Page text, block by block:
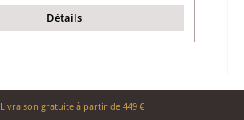
Détails
Livraison gratuite à partir de 449 €